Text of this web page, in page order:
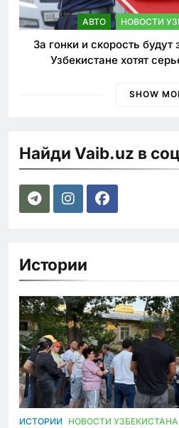
АВТО НОВОСТИ
За гонки и скорость
Узбекистане хотят
SHOW
Найди Vaib.uz в
Истории
ИСТОРИИ НОВОСТИ УЗБЕКИСТАНА